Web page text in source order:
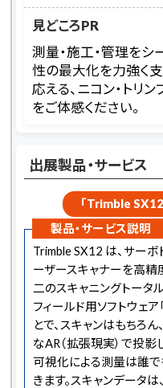
見どころPR
測量・施工・管理をシ
性の最大化を力強く
応える、ニコン・トリ
をご体感ください。
出展製品・サービス
「Trimble SX12
製品・サービス説明
Trimble SX12 は、サー
ーザースキャナーを高
二のスキャニングトータ
フィールド用ソフトウェ
とで、スキャンはもちろ
なAR（拡張現実）で投影
可視化による測量は誰で
きます。スキャンデータ